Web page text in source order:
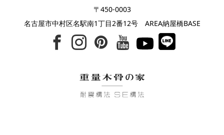
〒450-0003
名古屋市中村区名駅南1丁目2番12号 AREA納屋橋BASE